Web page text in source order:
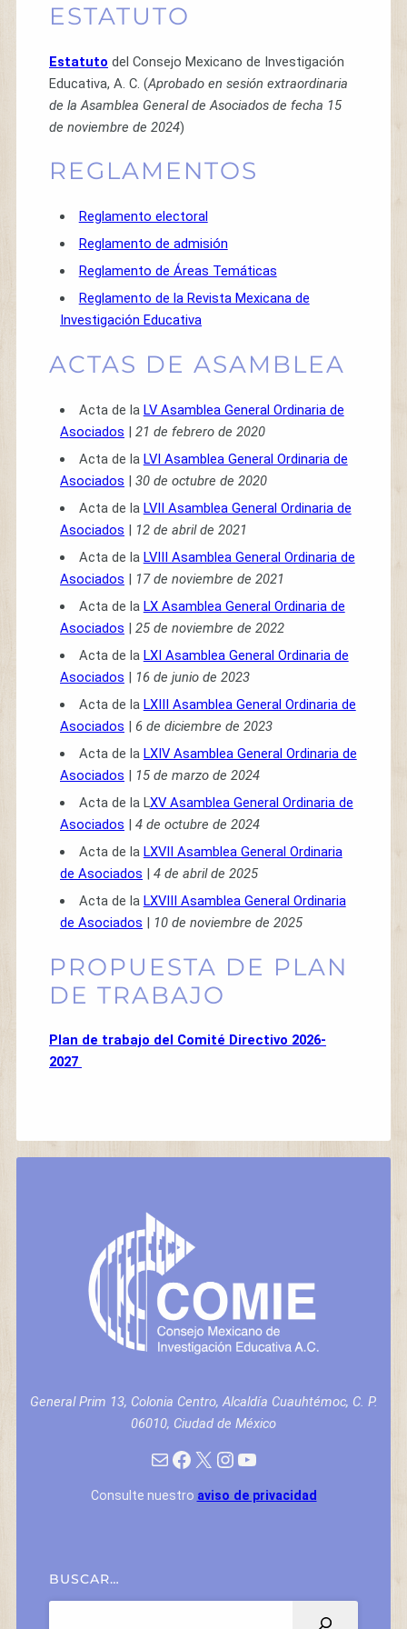
ESTATUTO
Estatuto del Consejo Mexicano de Investigación
Educativa, A. C. (Aprobado en sesión extraordinaria
de la Asamblea General de Asociados de fecha 15
de noviembre de 2024)
REGLAMENTOS
Reglamento electoral
Reglamento de admisión
Reglamento de Áreas Temáticas
Reglamento de la Revista Mexicana de
Investigación Educativa
ACTAS DE ASAMBLEA
Acta de la LV Asamblea General Ordinaria de
Asociados | 21 de febrero de 2020
Acta de la LVI Asamblea General Ordinaria de
Asociados | 30 de octubre de 2020
Acta de la LVII Asamblea General Ordinaria de
Asociados | 12 de abril de 2021
Acta de la LVIII Asamblea General Ordinaria de
Asociados | 17 de noviembre de 2021
Acta de la LX Asamblea General Ordinaria de
Asociados | 25 de noviembre de 2022
Acta de la LXI Asamblea General Ordinaria de
Asociados | 16 de junio de 2023
Acta de la LXIII Asamblea General Ordinaria de
Asociados | 6 de diciembre de 2023
Acta de la LXIV Asamblea General Ordinaria de
Asociados | 15 de marzo de 2024
Acta de la LXV Asamblea General Ordinaria de
Asociados | 4 de octubre de 2024
Acta de la LXVII Asamblea General Ordinaria
de Asociados | 4 de abril de 2025
Acta de la LXVIII Asamblea General Ordinaria
de Asociados | 10 de noviembre de 2025
PROPUESTA DE PLAN
DE TRABAJO
Plan de trabajo del Comité Directivo 2026-
2027
General Prim 13, Colonia Centro, Alcaldía Cuauhtémoc, C. P.
06010, Ciudad de México
Mail Facebook X Instagram YouTube
Consulte nuestro aviso de privacidad
BUSCAR…